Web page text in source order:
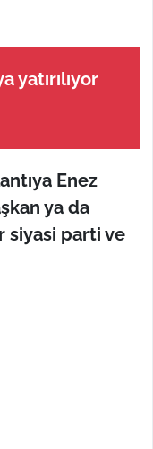
yatırılıyor
Enez
ya da
siyasi parti ve